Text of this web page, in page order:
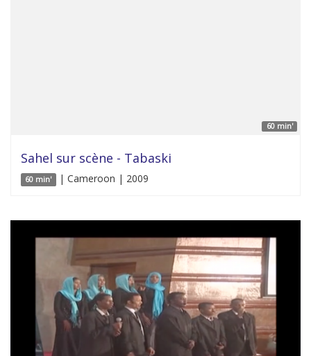
60 min'
Sahel sur scène - Tabaski
60 min' | Cameroon | 2009